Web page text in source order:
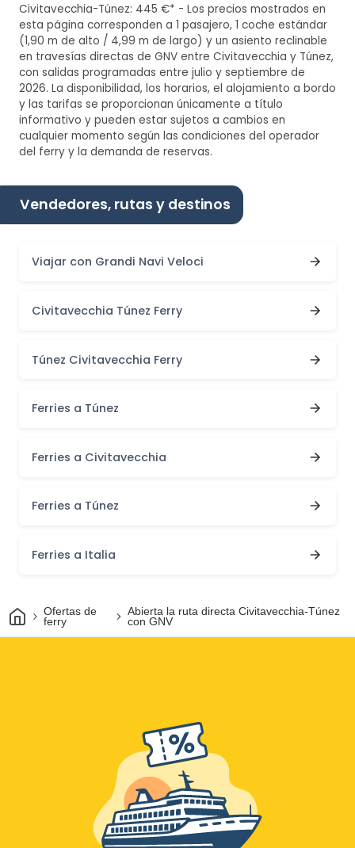
Civitavecchia-Túnez: 445 €* - Los precios mostrados en
esta página corresponden a 1 pasajero, 1 coche estándar
(1,90 m de alto / 4,99 m de largo) y un asiento reclinable
en travesías directas de GNV entre Civitavecchia y Túnez,
con salidas programadas entre julio y septiembre de
2026. La disponibilidad, los horarios, el alojamiento a bordo
y las tarifas se proporcionan únicamente a título
informativo y pueden estar sujetos a cambios en
cualquier momento según las condiciones del operador
del ferry y la demanda de reservas.
Vendedores, rutas y destinos
Viajar con Grandi Navi Veloci
Civitavecchia Túnez Ferry
Túnez Civitavecchia Ferry
Ferries a Túnez
Ferries a Civitavecchia
Ferries a Túnez
Ferries a Italia
InicioOfertas de
ferry
Abierta la ruta directa Civitavecchia-Túnez
con GNV